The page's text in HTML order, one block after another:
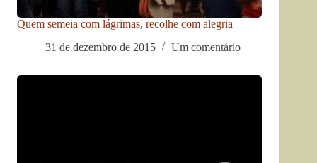
Quem semeia com lágrimas, recolhe com alegria
31 de dezembro de 2015
Um comentário